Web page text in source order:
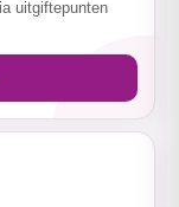
uitgiftepunten